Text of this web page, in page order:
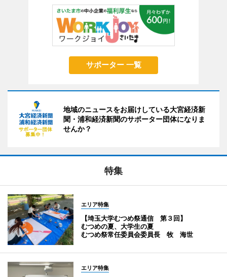
サポーター 一覧
地域のニュースをお届けしている大宮経済新
聞・浦和経済新聞のサポーター団体になりま
せんか？
特集
エリア特集
【埼玉大学むつめ祭通信 第３回】
むつめの夏、大学生の夏
むつめ祭常任委員会委員長 牧 海世
エリア特集